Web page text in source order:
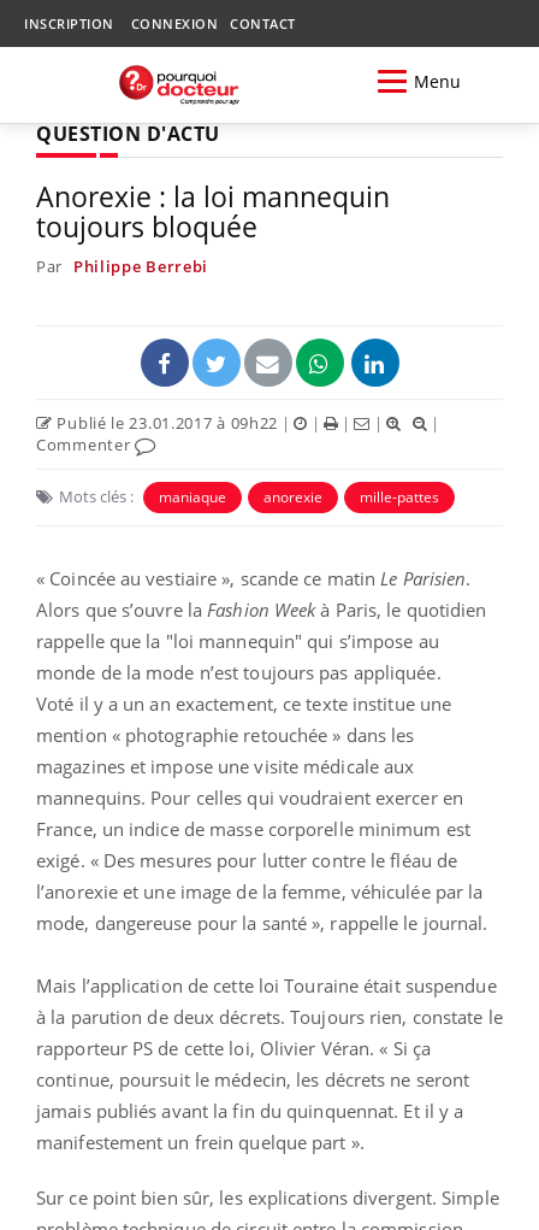
INSCRIPTION CONNEXION CONTACT
Menu
QUESTION D'ACTU
Anorexie : la loi mannequin
toujours bloquée
Par Philippe Berrebi
Publié le 23.01.2017 à 09h22 | | | |
|
Commenter
Mots clés : maniaque anorexie mille-pattes
« Coincée au vestiaire », scande ce matin Le Parisien.
Alors que s’ouvre la Fashion Weekà Paris, le quotidien
rappelle que la "loi mannequin" qui s’impose au
monde de la mode n’est toujours pas appliquée.
Voté il y a un an exactement, ce texte institue une
mention « photographie retouchée » dans les
magazines et impose une visite médicale aux
mannequins. Pour celles qui voudraient exercer en
France, un indice de masse corporelle minimum est
exigé. « Des mesures pour lutter contre le fléau de
l’anorexie et une image de la femme, véhiculée par la
mode, dangereuse pour la santé », rappelle le journal.
Mais l’application de cette loi Touraine était suspendue
à la parution de deux décrets. Toujours rien, constate le
rapporteur PS de cette loi, Olivier Véran. « Si ça
continue, poursuit le médecin, les décrets ne seront
jamais publiés avant la fin du quinquennat. Et il y a
manifestement un frein quelque part ».
Sur ce point bien sûr, les explications divergent. Simple